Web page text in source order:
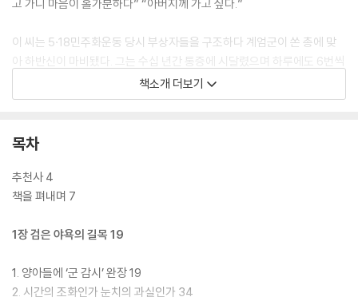
고 가니 마음이 홀가분하다” “아버지께 가고 싶다.”
이 씨는 5·18민주화운동 당시 부상자들을 구조하다 계엄군이 쏜 총에 맞
아 하반신이 마비됐다. 그는 수십 년간 통증에 시달렸으며 하루에도 6번씩
통증 완화 주사를 맞아온 것으로 알려졌다. 그는 1988년 국회 광주 특위
청문회와 1995년 검찰 조사, 2019년 5월 13일 전두환 사자명예훼손 혐
상을 입은 여학생을 구조해 적십자병원으로 이송했다고 증언했다.
그러나 전두환 씨는 5·18과 자신의 관련성에 대해 모든 것을 부인했다. 5·1
8의 주역이었던 그가 사과 한 마디 남기지 않고 세상을 떠나기 하루 전, 공
안)가 출간됐다. 생전의 전두환 회고록을 정면으로 겨냥한 책의 냉철한 질
에서 무엇을 덜고 무엇을 보태는 것이 진실인지를 조목조목 분별해 준다.
책소개 더보기
목차
추천사 4
책을 펴내며 7
1장 검은 야욕의 길목 19
1. 양아들에 ‘군 감시’ 완장 19
2. 시간의 조화인가 눈치의 과실인가 34